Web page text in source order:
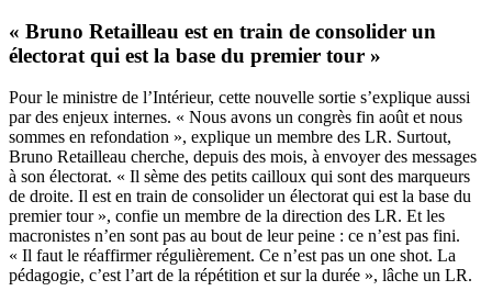
« Bruno Retailleau est en train de consolider un
électorat qui est la base du premier tour »
Pour le ministre de l’Intérieur, cette nouvelle sortie s’explique aussi
par des enjeux internes. « Nous avons un congrès fin août et nous
sommes en refondation », explique un membre des LR. Surtout,
Bruno Retailleau cherche, depuis des mois, à envoyer des messages
à son électorat. « Il sème des petits cailloux qui sont des marqueurs
de droite. Il est en train de consolider un électorat qui est la base du
premier tour », confie un membre de la direction des LR. Et les
macronistes n’en sont pas au bout de leur peine : ce n’est pas fini.
« Il faut le réaffirmer régulièrement. Ce n’est pas un one shot. La
pédagogie, c’est l’art de la répétition et sur la durée », lâche un LR.